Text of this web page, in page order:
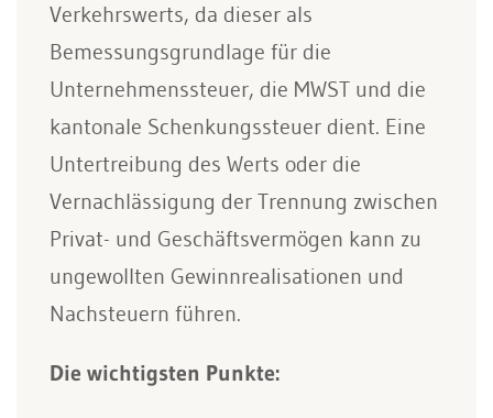
Verkehrswerts, da dieser als
Bemessungsgrundlage für die
Unternehmenssteuer, die MWST und die
kantonale Schenkungssteuer dient. Eine
Untertreibung des Werts oder die
Vernachlässigung der Trennung zwischen
Privat- und Geschäftsvermögen kann zu
ungewollten Gewinnrealisationen und
Nachsteuern führen.
Die wichtigsten Punkte: